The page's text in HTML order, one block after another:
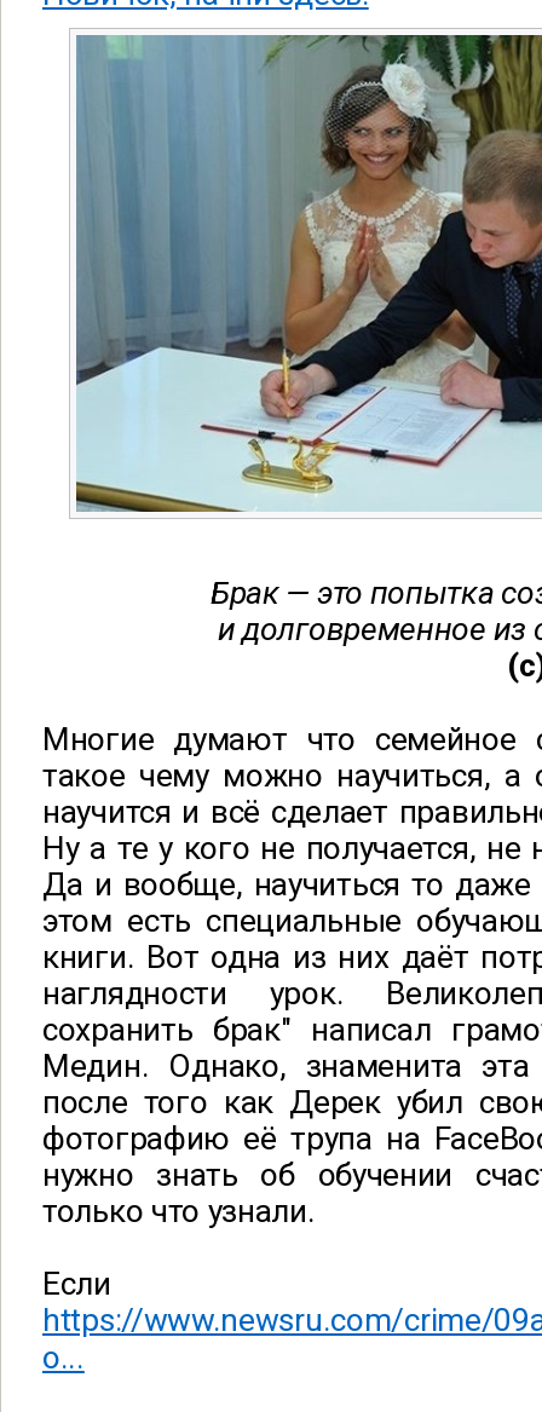
Брак — это попытка
и долговременное из
Многие думают что семейное
такое чему можно научиться, а
научится и всё сделает
Ну а те у кого не получается, не
Да и вообще, научиться то
этом есть специальные
книги. Вот одна из них даёт
наглядности урок.
сохранить брак" написал
Медин. Однако, знаменита
после того как Дерек убил
фотографию её трупа на
нужно знать об обучении
только что узнали.
Если
https://www.newsru.com/crime/
o...